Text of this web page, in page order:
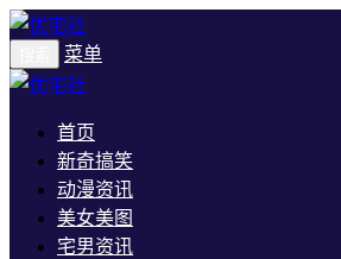
菜单
首页
新奇搞笑
动漫资讯
美女美图
宅男资讯